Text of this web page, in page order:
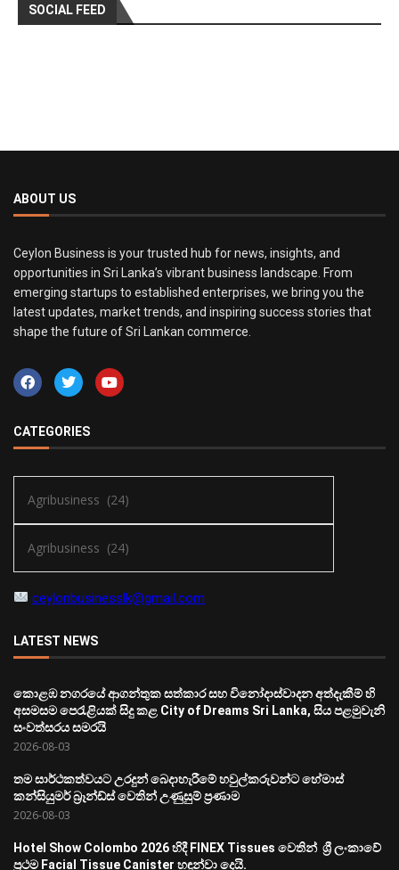
SOCIAL FEED
ABOUT US
Ceylon Business is your trusted hub for news, insights, and
opportunities in Sri Lanka’s vibrant business landscape. From
emerging startups to established enterprises, we bring you the
latest updates, market trends, and inspiring success stories that
shape the future of Sri Lankan commerce.
CATEGORIES
ceylonbusinesslk@gmail.com
LATEST NEWS
කොළඹ නගරයේ ආගන්තුක සත්කාර සහ විනෝදාස්වාදන අත්දැකීම් හි
අසමසම පෙරැළියක් සිදු කළ City of Dreams Sri Lanka, සිය පළමුවැනි
සංවත්සරය සමරයි
2026-08-03
තම සාර්ථකත්වයට උරදුන් බෙදාහැරීමේ හවුල්කරුවන්ට හේමාස්
කන්සියුමර් බ්‍රෑන්ඩ්ස් වෙතින් උණුසුම් ප්‍රණාම
2026-08-03
Hotel Show Colombo 2026 හිදී FINEX Tissues වෙතින් ශ්‍රී ලංකාවේ
ප්‍රථම Facial Tissue Canister හඳුන්වා දෙයි.